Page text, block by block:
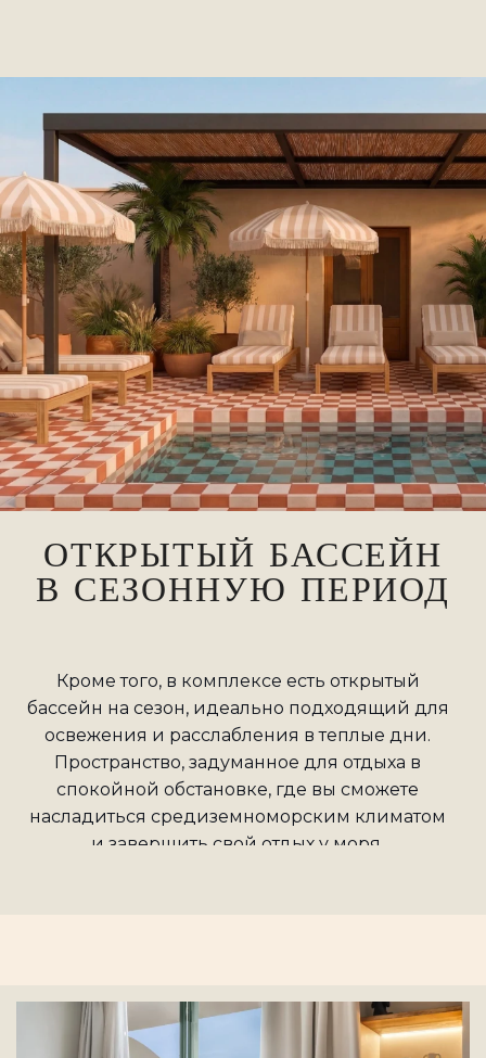
ОТКРЫТЫЙ БАССЕЙН
В СЕЗОННУЮ ПЕРИОД
Кроме того, в комплексе есть открытый
бассейн на сезон, идеально подходящий для
освежения и расслабления в теплые дни.
Пространство, задуманное для отдыха в
спокойной обстановке, где вы сможете
насладиться средиземноморским климатом
и завершить свой отдых у моря.